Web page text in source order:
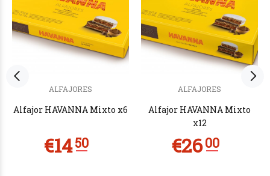
ALFAJORES
Alfajor HAVANNA Mixto x6
ALFAJORES
Alfajor HAVANNA Mixto
x12